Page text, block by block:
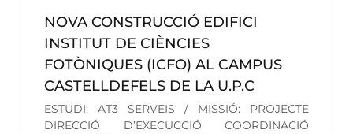
NOVA CONSTRUCCIÓ EDIFICI
INSTITUT DE CIÈNCIES
FOTÒNIQUES (ICFO) AL CAMPUS
CASTELLDEFELS DE LA U.P.C
ESTUDI: AT3 SERVEIS / MISSIÓ: PROJECTE
DIRECCIÓ D’EXECUCCIÓ COORDINACIÓ